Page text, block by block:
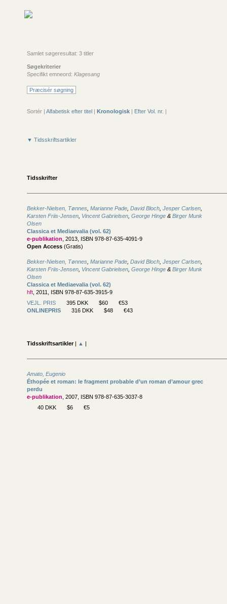
Samlet søgeresultat: 3 titler
Søgekriterier
Specifikt emneord: Klagesang
Præcisér søgning
Sortér | Alfabetisk efter titel | Kronologisk | Efter Vol. nr. |
▼ Tidsskriftsartikler
Tidsskrifter
Bekker-Nielsen, Tønnes Marianne Pade David Bloch Jesper Carlsen
Karsten Friis-Jensen Vincent Gabrielsen George Hinge & Birger Munk
Olsen
Classica et Mediaevalia (vol. 62)
e-publikation , 2013, ISBN 978-87-635-4091-9
Open Access (Gratis)
Bekker-Nielsen, Tønnes Marianne Pade David Bloch Jesper Carlsen
Karsten Friis-Jensen Vincent Gabrielsen George Hinge & Birger Munk
Olsen
Classica et Mediaevalia (vol. 62)
hft , 2011, ISBN 978-87-635-3915-9
VEJL. PRIS
395 DKK $60
€53
ONLINEPRIS
316 DKK $48 €43
Tidsskriftsartikler| ▲ |
Amato, Eugenio
Éthopée et roman: le fragment probable d’un roman d’amour grec
perdu
e-publikation , 2007, ISBN 978-87-635-3037-8
40 DKK
$6 €5